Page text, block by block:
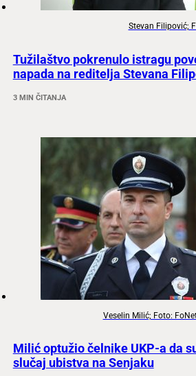
Stevan Filipović;
Tužilaštvo pokrenulo istragu
napada na reditelja Stevana
3 MIN ČITANJA
Veselin Milić; Foto:
Milić optužio čelnike UKP-a da
slučaj ubistva na Senjaku